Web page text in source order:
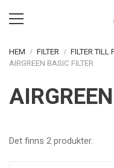
HEM FILTER FILTER TILL
AIRGREEN BASIC FILTER
Det finns 2 produkter.